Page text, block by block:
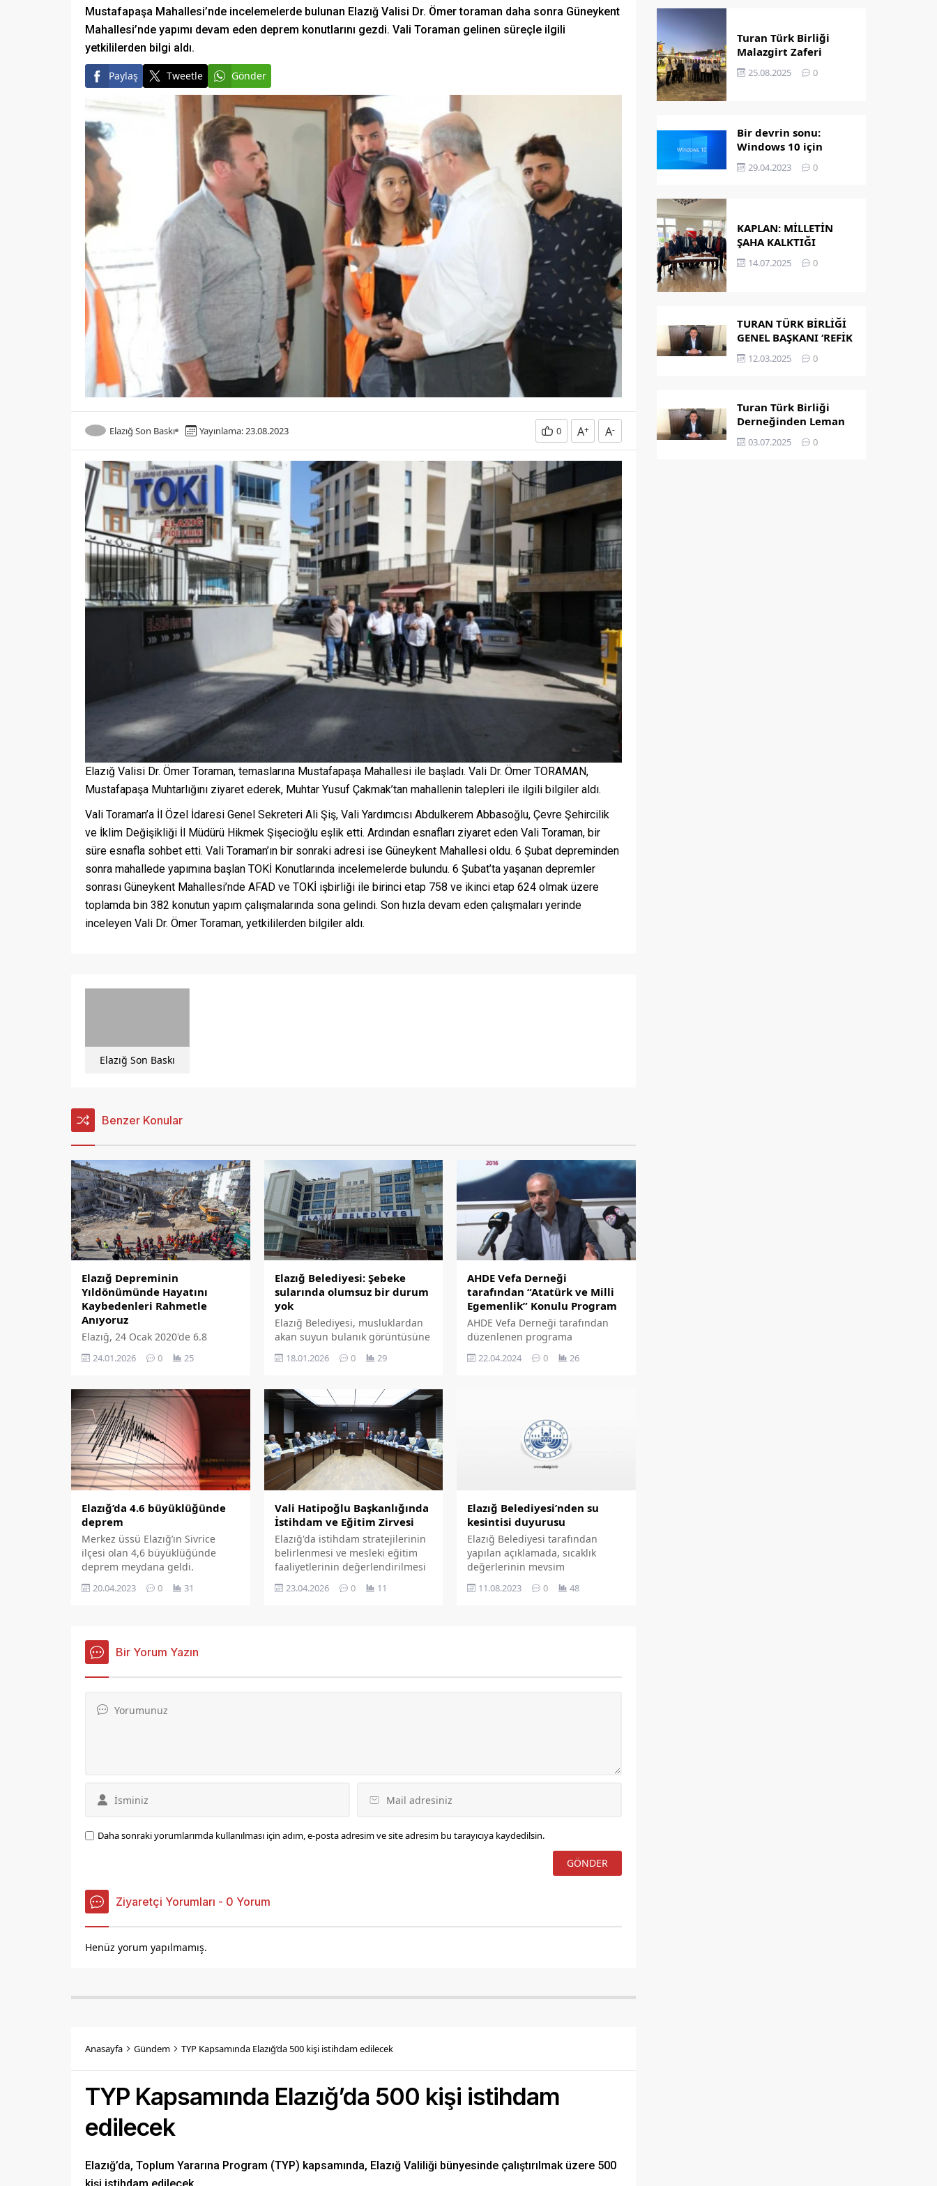
Mustafapaşa Mahallesi’nde incelemelerde bulunan Elazığ Valisi Dr. Ömer toraman daha sonra Güneykent
Mahallesi’nde yapımı devam eden deprem konutlarını gezdi. Vali Toraman gelinen süreçle ilgili
yetkililerden bilgi aldı.
Paylaş Tweetle Gönder
Elazığ Son Baskı Yayınlama: 23.08.2023 0 A+ A-
Elazığ Valisi Dr. Ömer Toraman, temaslarına Mustafapaşa Mahallesi ile başladı. Vali Dr. Ömer TORAMAN,
Mustafapaşa Muhtarlığını ziyaret ederek, Muhtar Yusuf Çakmak’tan mahallenin talepleri ile ilgili bilgiler aldı.
Vali Toraman’a İl Özel İdaresi Genel Sekreteri Ali Şiş, Vali Yardımcısı Abdulkerem Abbasoğlu, Çevre Şehircilik
ve İklim Değişikliği İl Müdürü Hikmek Şişecioğlu eşlik etti. Ardından esnafları ziyaret eden Vali Toraman, bir
süre esnafla sohbet etti. Vali Toraman’ın bir sonraki adresi ise Güneykent Mahallesi oldu. 6 Şubat depreminden
sonra mahallede yapımına başlan TOKİ Konutlarında incelemelerde bulundu. 6 Şubat’ta yaşanan depremler
sonrası Güneykent Mahallesi’nde AFAD ve TOKİ işbirliği ile birinci etap 758 ve ikinci etap 624 olmak üzere
toplamda bin 382 konutun yapım çalışmalarında sona gelindi. Son hızla devam eden çalışmaları yerinde
inceleyen Vali Dr. Ömer Toraman, yetkililerden bilgiler aldı.
Elazığ Son Baskı
Benzer Konular
Elazığ Depreminin
Yıldönümünde Hayatını
Kaybedenleri Rahmetle
Anıyoruz
Elazığ, 24 Ocak 2020'de 6.8
büyüklüğünde depremle sarsıldı.
Depremde 41 canımızı toprağa
o günlerin izini taşıyor. Elazığ'ın
en soğuk gecesinin üzerinden 6
yıl geçti.
24.01.2026 0 25
Elazığ Belediyesi: Şebeke
sularında olumsuz bir durum
yok
Elazığ Belediyesi, musluklardan
akan suyun bulanık görüntüsüne
ilişkin bir açıklama yaptı.
18.01.2026 0 29
AHDE Vefa Derneği
tarafından “Atatürk ve Milli
Egemenlik” Konulu Program
AHDE Vefa Derneği tarafından
düzenlenen programa
konuşmacı olarak katılan Fırat
Üniversitesi Tarih bölümü
önemli bilgiler aktardı.
22.04.2024 0 26
Elazığ’da 4.6 büyüklüğünde
deprem
Merkez üssü Elazığ’ın Sivrice
ilçesi olan 4,6 büyüklüğünde
deprem meydana geldi.
20.04.2023 0 31
Vali Hatipoğlu Başkanlığında
İstihdam ve Eğitim Zirvesi
Elazığ'da istihdam stratejilerinin
belirlenmesi ve mesleki eğitim
faaliyetlerinin değerlendirilmesi
Nisan Ayı İl İstihdam ve Mesleki
23.04.2026 0 11
Elazığ Belediyesi’nden su
kesintisi duyurusu
Elazığ Belediyesi tarafından
yapılan açıklamada, sıcaklık
değerlerinin mevsim
etmesi sebebiyle Akçakiraz
yaşanacağı belirtildi.
11.08.2023 0 48
Bir Yorum Yazın
Daha sonraki yorumlarımda kullanılması için adım, e-posta adresim ve site adresim bu tarayıcıya kaydedilsin.
Ziyaretçi Yorumları - 0 Yorum
Henüz yorum yapılmamış.
Anasayfa Gündem TYP Kapsamında Elazığ’da 500 kişi istihdam edilecek
TYP Kapsamında Elazığ’da 500 kişi istihdam
edilecek
Elazığ’da, Toplum Yararına Program (TYP) kapsamında, Elazığ Valiliği bünyesinde çalıştırılmak üzere 500
Turan Türk Birliği
Malazgirt Zaferi
Kutlamalarında
25.08.2025 0
Bir devrin sonu:
Windows 10 için
destek bitiyor!
29.04.2023 0
KAPLAN: MİLLETİN
ŞAHA KALKTIĞI
GÜNDÜR
14.07.2025 0
TURAN TÜRK BİRLİĞİ
GENEL BAŞKANI ‘REFİK
KAPLAN’ OLDU
12.03.2025 0
Turan Türk Birliği
Derneğinden Leman
Dergisi’nin
Peygamber
03.07.2025 0